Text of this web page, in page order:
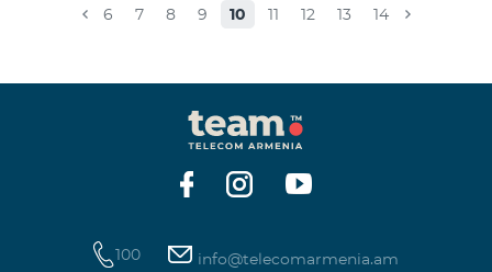
6 7 8 9 10 11 12 13 14
100 info@telecomarmenia.am